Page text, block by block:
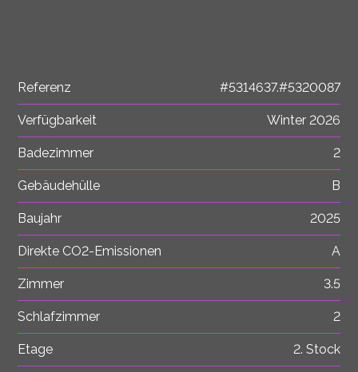
Referenz #5314637.#5320087
Verfügbarkeit Winter 2026
Badezimmer 2
Gebäudehülle B
Baujahr 2025
Direkte CO2-Emissionen A
Zimmer 3.5
Schlafzimmer 2
Etage 2. Stock